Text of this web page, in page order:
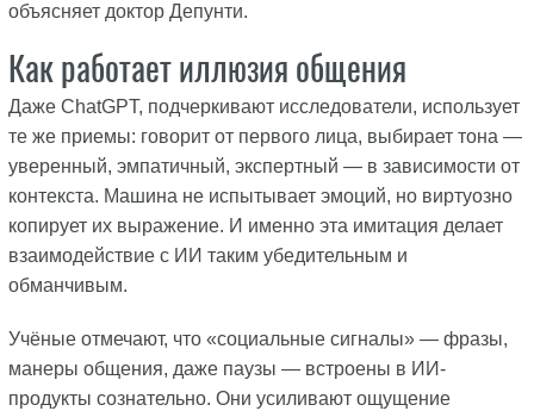
объясняет доктор Депунти.
Как работает иллюзия общения
Даже ChatGPT, подчеркивают исследователи, использует
те же приемы: говорит от первого лица, выбирает тона —
уверенный, эмпатичный, экспертный — в зависимости от
контекста. Машина не испытывает эмоций, но виртуозно
копирует их выражение. И именно эта имитация делает
взаимодействие с ИИ таким убедительным и
обманчивым.
Учёные отмечают, что «социальные сигналы» — фразы,
манеры общения, даже паузы — встроены в ИИ-
продукты сознательно. Они усиливают ощущение